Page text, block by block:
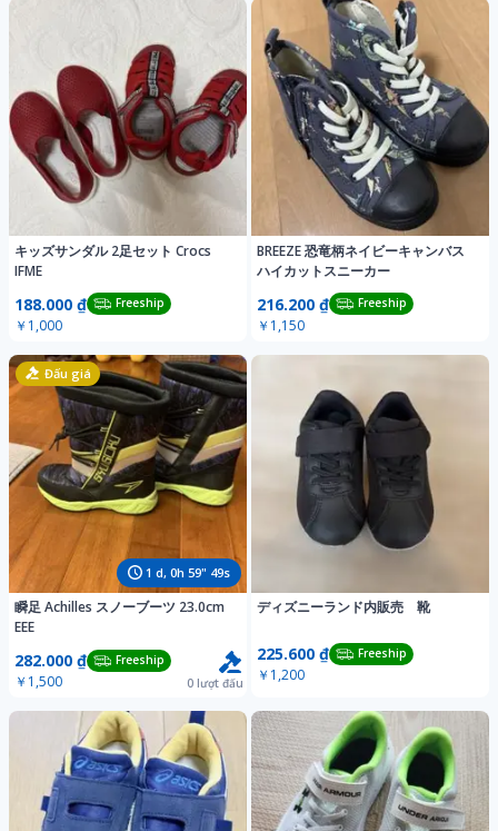
キッズサンダル 2足セット Crocs
IFME
188.000 ₫ Freeship
￥1,000
BREEZE 恐竜柄ネイビーキャンバス
ハイカットスニーカー
216.200 ₫ Freeship
￥1,150
1 d, 0h 59" 46s
Đấu giá
瞬足 Achilles スノーブーツ 23.0cm
EEE
282.000 ₫ Freeship
￥1,500 0 lượt đấu
ディズニーランド内販売 靴
225.600 ₫ Freeship
￥1,200